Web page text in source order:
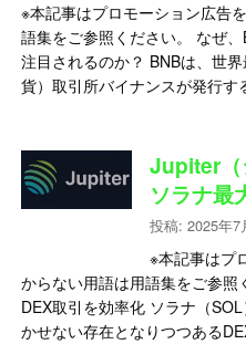
※本記事はプロモーション広告
語集をご参照ください。 なぜ
注目されるのか？ BNBは、世
貨）取引所バイナンスが発行
Jupiter（
ソラナ最
投稿: 2025年7
※本記事はプ
からない用語は用語集をご参
DEX取引を効率化 ソラナ（
かせない存在となりつつある